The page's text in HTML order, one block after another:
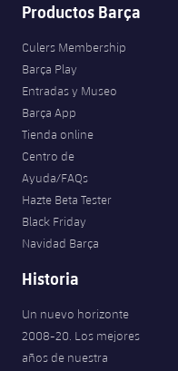
Productos Barça
Culers Membership
Barça Play
Entradas y Museo
Barça App
Tienda online
Centro de
Ayuda/FAQs
Hazte Beta Tester
Black Friday
Navidad Barça
Historia
Un nuevo horizonte
2008-20. Los mejores
años de nuestra